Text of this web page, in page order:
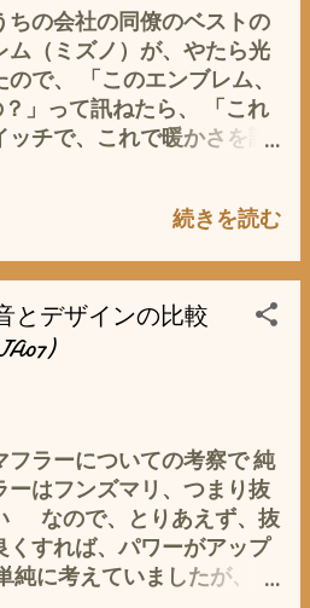
か〜？ 息子「だから、あい
な 知恵の輪とチョコレー
しにあげたよ」 だって(・
って、意外にお高いのじゃ
とで、アマゾンで検索 ス
トヴァージョン） [並行輸
く見比べると(p_-) ディ
違う コピーもんかも？ しか
る方もあげる方だが、もら
らう方だと・・・・・・・
に、調子に乗って、息子
本人が楽しんでいるだった
しょう^^; しかし、まっ
でんな(*´ω｀*) コレをかぶ
スーパーカブ110JA07で通
、 即おまわりさん
・(*´ω｀*) ソレじゃ〜もっ
ちの会社の同僚のベストの
ム（ミズノ）が、やたら光
ので、 「このエンブレム、
？」って訊ねたら、 「これ
ッチで、これで暖かさを調
ているベストなの」 「そう
冬を乗り切っているんで
って、厚着して動きづらい
やじゃないですか」 だって
・・・・ イマドキの若いや
カブのグリップヒーター状
いか〜(*´∀｀*) 私「 そっ、
、高いんじゃない？」 「そ
ないですよ〜 これは、型
ットストックもんでした
続きを読む
デザインの比較
フラーについての考察で 純
ーはフンズマリ、つまり抜
なので、とりあえず、抜
くすれば、パワーがアップ
純に考えていましたが、 マ